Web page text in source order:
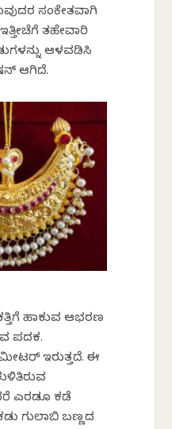
ಸಂಕೇತವಾಗಿ
ತಹೇವಾರಿ
ಆಳವಡಿಸಿ
ಆಗಿದೆ.
ಹಾಕುವ ಆಭರಣ
ಪದಕ.
ಇರುತ್ತದೆ. ಈ
ಎರಡೂ ಕಡೆ
ಗುಲಾಬಿ ಬಣ್ಣದ